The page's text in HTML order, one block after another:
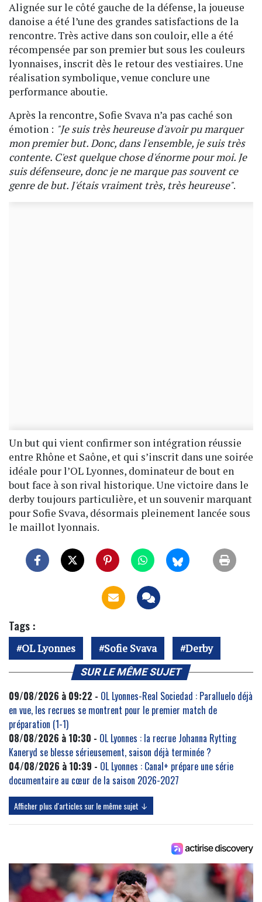
Alignée sur le côté gauche de la défense, la joueuse
danoise a été l’une des grandes satisfactions de la
rencontre. Très active dans son couloir, elle a été
récompensée par son premier but sous les couleurs
lyonnaises, inscrit dès le retour des vestiaires. Une
réalisation symbolique, venue conclure une
performance aboutie.
Après la rencontre, Sofie Svava n’a pas caché son
émotion : "Je suis très heureuse d'avoir pu marquer
mon premier but. Donc, dans l'ensemble, je suis très
contente. C'est quelque chose d'énorme pour moi. Je
suis défenseure, donc je ne marque pas souvent ce
genre de but. J'étais vraiment très, très heureuse".
Un but qui vient confirmer son intégration réussie
entre Rhône et Saône, et qui s’inscrit dans une soirée
idéale pour l’OL Lyonnes, dominateur de bout en
bout face à son rival historique. Une victoire dans le
derby toujours particulière, et un souvenir marquant
pour Sofie Svava, désormais pleinement lancée sous
le maillot lyonnais.
Tags :
OL Lyonnes Sofie Svava Derby
SUR LE MÊME SUJET
09/08/2026 à 09:22 - OL Lyonnes-Real Sociedad : Paralluelo déjà
en vue, les recrues se montrent pour le premier match de
préparation (1-1)
08/08/2026 à 10:30 - OL Lyonnes : la recrue Johanna Rytting
Kaneryd se blesse sérieusement, saison déjà terminée ?
04/08/2026 à 10:39 - OL Lyonnes : Canal+ prépare une série
documentaire au cœur de la saison 2026-2027
Afficher plus d'articles sur le même sujet ↓